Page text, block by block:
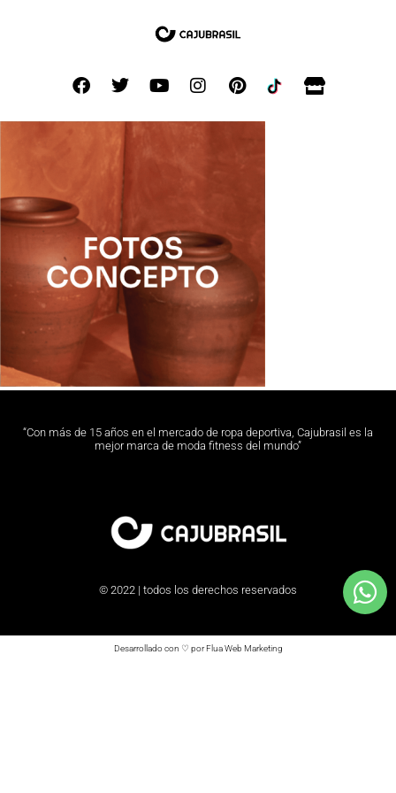
“Con más de 15 años en el mercado de ropa deportiva, Cajubrasil es la
mejor marca de moda fitness del mundo”
© 2022 | todos los derechos reservados
Desarrollado con ♡ por Flua Web Marketing